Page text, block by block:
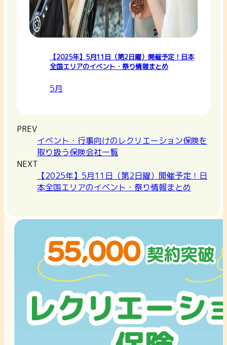
【2025年】5月11日（第2日曜）開催予定！日本
全国エリアのイベント・祭り情報まとめ
5月
PREV
イベント・行事向けのレクリエーション保険を
取り扱う保険会社一覧
NEXT
【2025年】5月11日（第2日曜）開催予定！日
本全国エリアのイベント・祭り情報まとめ